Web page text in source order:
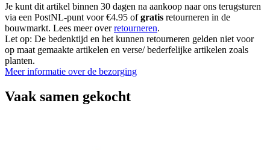
Je kunt dit artikel binnen 30 dagen na aankoop naar ons terugsturen
via een PostNL-punt voor €4.95 ofgratis retourneren in de
bouwmarkt. Lees meer overretourneren.
Let op: De bedenktijd en het kunnen retourneren gelden niet voor
op maat gemaakte artikelen en verse/ bederfelijke artikelen zoals
planten.
Meer informatie over de bezorging
Vaak samen gekocht